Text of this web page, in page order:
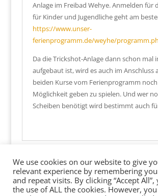
Anlage im Freibad Wehye. Anmelden für
für Kinder und Jugendliche geht am
https://www.unser-
ferienprogramm.de/weyhe/
Da die Trickshot-Anlage dann schon mal
aufgebaut ist, wird es auch im Anschluss
beiden Kurse vom Ferienprogramm
Möglichkeit geben zu spielen. Und wer
Scheiben benötigt wird bestimmt auch
Endlich Bahnen-Schilder für die
Anlage im Pellens Park
We use cookies on our website to give
relevant experience by remembering
and repeat visits. By clicking “Accept
the use of ALL the cookies. However,